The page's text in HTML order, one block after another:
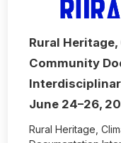
Rural
Community
June 24–26,
Rural Heritage,